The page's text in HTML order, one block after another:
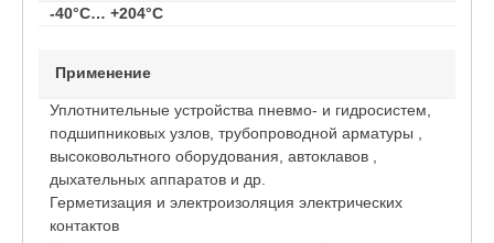
-40°C… +204°C
Применение
Уплотнительные устройства пневмо- и гидросистем,
подшипниковых узлов, трубопроводной арматуры ,
высоковольтного оборудования, автоклавов ,
дыхательных аппаратов и др.
Герметизация и электроизоляция электрических
контактов